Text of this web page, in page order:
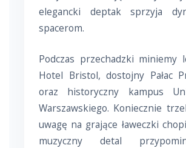
elegancki deptak sprzyja
spacerom.
Podczas przechadzki miniemy
Hotel Bristol, dostojny Pałac
oraz historyczny kampus
Warszawskiego. Koniecznie
uwagę na grające ławeczki
muzyczny detal